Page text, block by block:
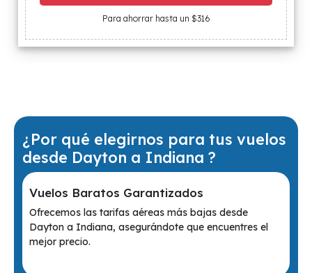
Para ahorrar hasta un $316
¿Por qué elegirnos para tus vuelos
desde Dayton a Indiana ?
Vuelos Baratos Garantizados
Ofrecemos las tarifas aéreas más bajas desde
Dayton a Indiana, asegurándote que encuentres el
mejor precio.